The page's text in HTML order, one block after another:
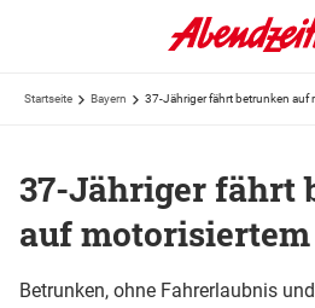
Startseite Bayern 37-Jähriger fährt betrunken auf
37-Jähriger fährt
auf
Betrunken, ohne Fahrerlaubnis